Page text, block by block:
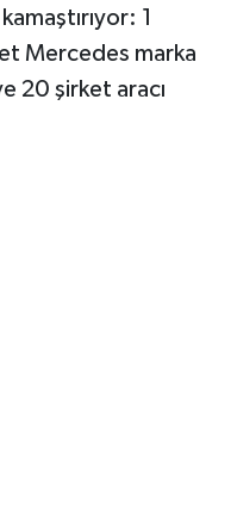
1
Mercedes marka
20 şirket aracı